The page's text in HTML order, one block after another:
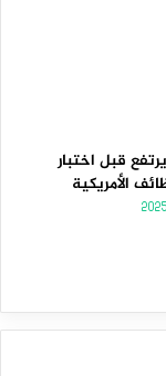
قبل اختبار
الأمريكية